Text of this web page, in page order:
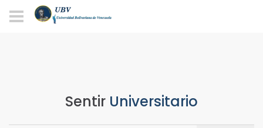
Sentir Universitario